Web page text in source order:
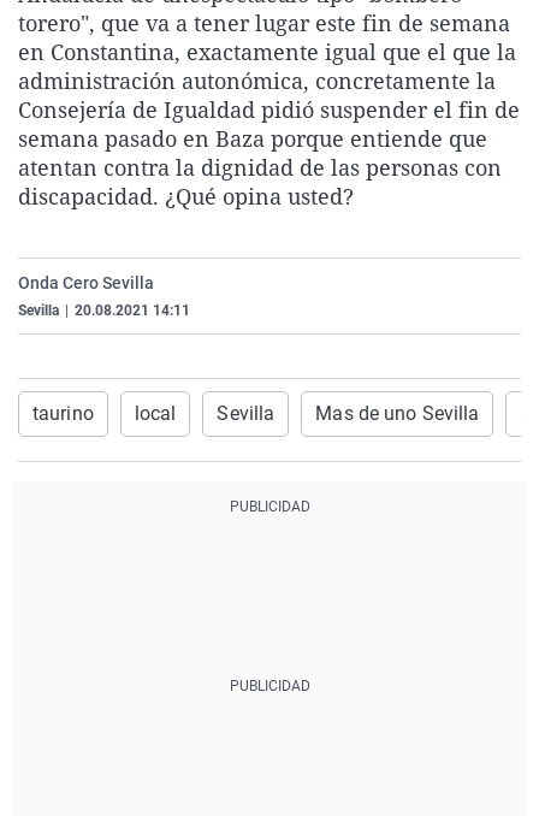
La rosa de los vientos
Gente viajera
Como el perro y el
Caso
Retornados
Equipo de
Operación Viuda
Extremadura
Galicia
La Rioja
Navarra
País Vasco
Virales
Televisión
Elecciones
torero", que va a tener lugar este fin de semana
en Constantina, exactamente igual que el que la
administración autonómica, concretamente la
Consejería de Igualdad pidió suspender el fin de
semana pasado en Baza porque entiende que
atentan contra la dignidad de las personas con
discapacidad. ¿Qué opina usted?
Onda Cero Sevilla
Sevilla 20.08.2021 14:11
taurino local Sevilla Mas de uno Sevilla